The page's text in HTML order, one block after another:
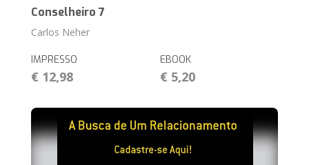
Conselheiro 7
Carlos Neher
IMPRESSO
€ 12,98
EBOOK
€ 5,20